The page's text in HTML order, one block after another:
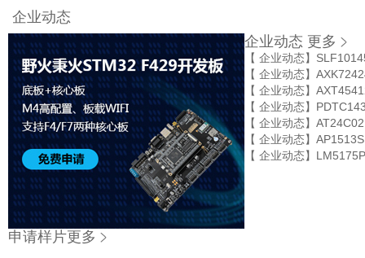
企业动态
企业动态 更多
【 企业动态】
【 企业动态】
【 企业动态】
【 企业动态】
【 企业动态】
【 企业动态】
【 企业动态】
申请样片更多